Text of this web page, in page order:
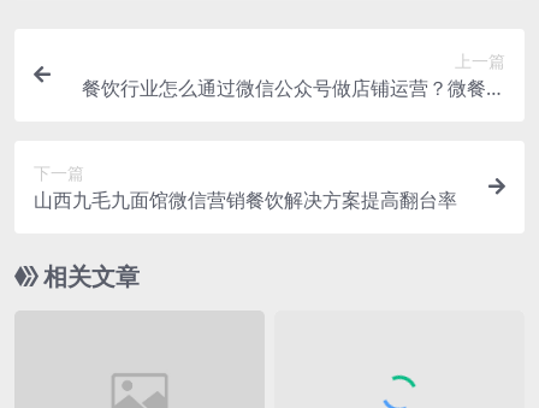
上一篇
餐饮行业怎么通过微信公众号做店铺运营？微餐饮
下一篇
山西九毛九面馆微信营销餐饮解决方案提高翻台率
相关文章